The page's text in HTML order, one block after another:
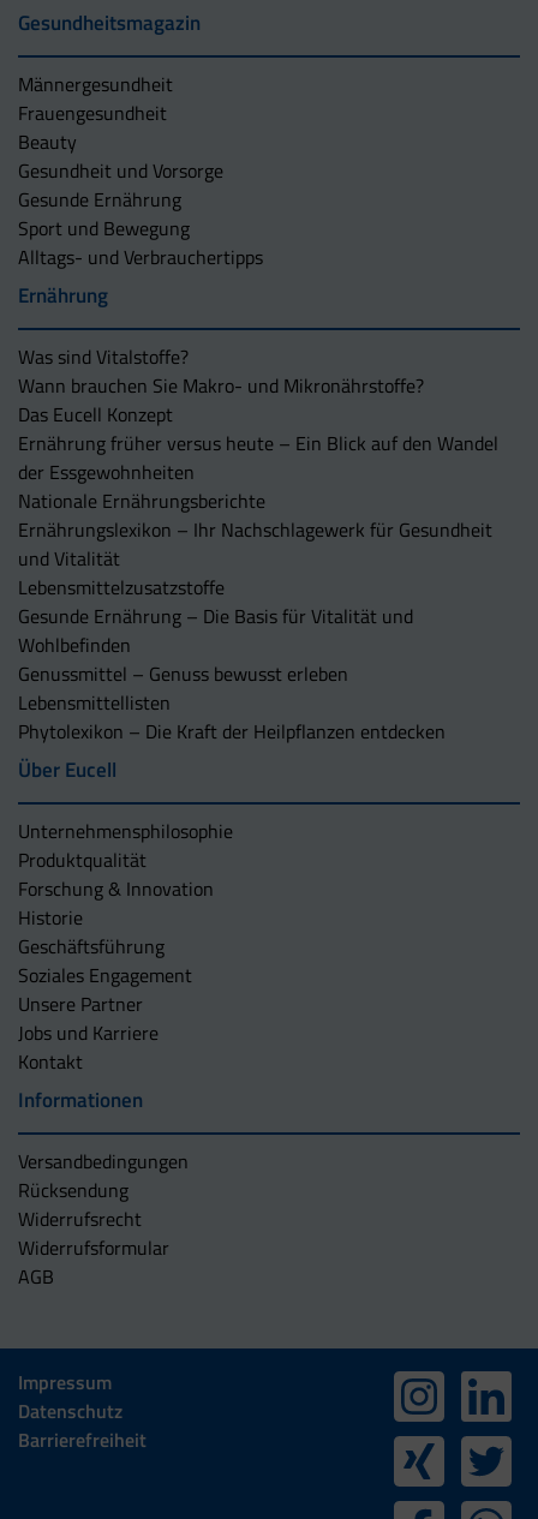
Gesundheitsmagazin
Männergesundheit
Frauengesundheit
Beauty
Gesundheit und Vorsorge
Gesunde Ernährung
Sport und Bewegung
Alltags- und Verbrauchertipps
Ernährung
Was sind Vitalstoffe?
Wann brauchen Sie Makro- und Mikronährstoffe?
Das Eucell Konzept
Ernährung früher versus heute – Ein Blick auf den Wandel
der Essgewohnheiten
Nationale Ernährungsberichte
Ernährungslexikon – Ihr Nachschlagewerk für Gesundheit
und Vitalität
Lebensmittelzusatzstoffe
Gesunde Ernährung – Die Basis für Vitalität und
Wohlbefinden
Genussmittel – Genuss bewusst erleben
Lebensmittellisten
Phytolexikon – Die Kraft der Heilpflanzen entdecken
Über Eucell
Unternehmens­philosophie
Produktqualität
Forschung & Innovation
Historie
Geschäftsführung
Soziales Engagement
Unsere Partner
Jobs und Karriere
Kontakt
Informationen
Versandbedingungen
Rücksendung
Widerrufsrecht
Widerrufsformular
AGB
Impressum
Datenschutz
Barrierefreiheit